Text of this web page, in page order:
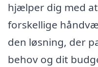
hjælper dig med
forskellige
den løsning, der
behov og dit